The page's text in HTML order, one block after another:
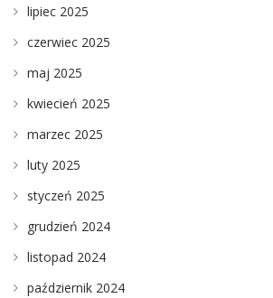
lipiec 2025
czerwiec 2025
maj 2025
kwiecień 2025
marzec 2025
luty 2025
styczeń 2025
grudzień 2024
listopad 2024
październik 2024